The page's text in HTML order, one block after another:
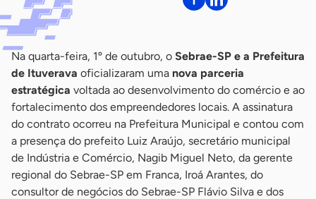
Na quarta-feira, 1º de outubro, o Sebrae-SP e a Prefeitura
de Ituverava oficializaram uma nova parceria
estratégica voltada ao desenvolvimento do comércio e ao
fortalecimento dos empreendedores locais. A assinatura
do contrato ocorreu na Prefeitura Municipal e contou com
a presença do prefeito Luiz Araújo, secretário municipal
de Indústria e Comércio, Nagib Miguel Neto, da gerente
regional do Sebrae-SP em Franca, Iroá Arantes, do
consultor de negócios do Sebrae-SP Flávio Silva e dos